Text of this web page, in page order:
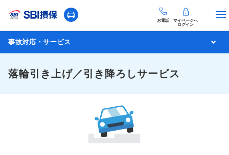
お電話
マイページへ
ログイン
事故対応・サービス
落輪引き上げ／引き降ろしサービス